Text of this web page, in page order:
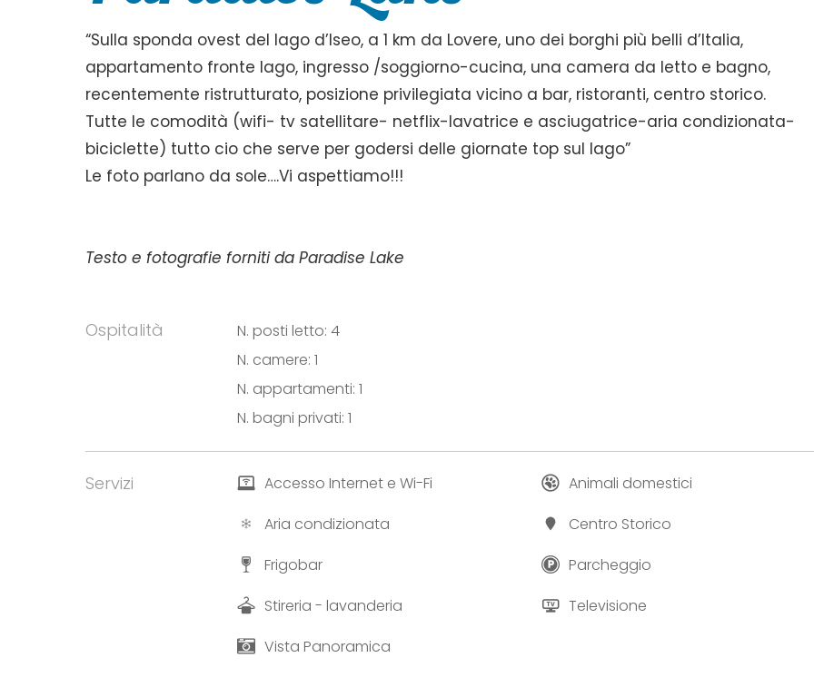
“Sulla sponda ovest del lago d’Iseo, a 1 km da Lovere, uno dei borghi più belli d’Italia,
appartamento fronte lago, ingresso /soggiorno-cucina, una camera da letto e bagno,
recentemente ristrutturato, posizione privilegiata vicino a bar, ristoranti, centro storico.
Tutte le comodità (wifi- tv satellitare- netflix-lavatrice e asciugatrice-aria condizionata-
biciclette) tutto cio che serve per godersi delle giornate top sul lago”
Le foto parlano da sole….Vi aspettiamo!!!
Testo e fotografie forniti da Paradise Lake
Ospitalità
N. posti letto: 4
N. camere: 1
N. appartamenti: 1
N. bagni privati: 1
Servizi Accesso Internet e Wi-Fi
Animali domestici
Aria condizionata
Centro Storico
Frigobar
Parcheggio
Stireria - lavanderia
Televisione
Vista Panoramica